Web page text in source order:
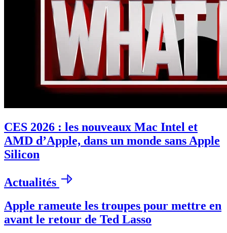
CES 2026 : les nouveaux Mac Intel et
AMD d’Apple, dans un monde sans Apple
Silicon
Actualités
Apple rameute les troupes pour mettre en
avant le retour de Ted Lasso